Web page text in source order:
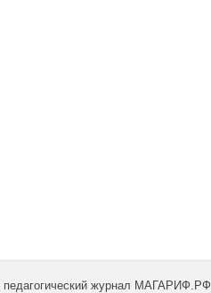
педагогический журнал МАГАРИФ.РФ